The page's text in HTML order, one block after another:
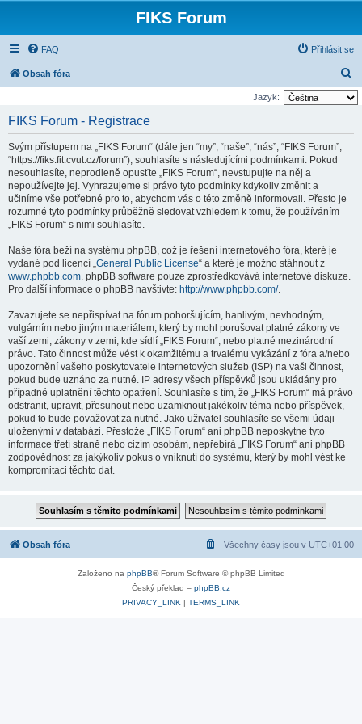
FIKS Forum
FAQ Přihlásit se
Obsah fóra
l
Jazyk:
FIKS Forum - Registrace
Svým přístupem na „FIKS Forum“ (dále jen “my”, “naše”, “nás”, “FIKS Forum”,
“https://fiks.fit.cvut.cz/forum”), souhlasíte s následujícími podmínkami. Pokud
nesouhlasíte, neprodleně opusťte „FIKS Forum“, nevstupujte na něj a
nepoužívejte jej. Vyhrazujeme si právo tyto podmínky kdykoliv změnit a
učiníme vše potřebné pro to, abychom vás o této změně informovali. Přesto je
rozumné tyto podmínky průběžně sledovat vzhledem k tomu, že používáním
„FIKS Forum“ s nimi souhlasíte.
Naše fóra beží na systému phpBB, což je řešení internetového fóra, které je
vydané pod licencí „General Public License“ a které je možno stáhnout z
www.phpbb.com. phpBB software pouze zprostředkovává internetové diskuze.
Pro další informace o phpBB navštivte: http://www.phpbb.com/.
Zavazujete se nepřispívat na fórum pohoršujícím, hanlivým, nevhodným,
vulgárním nebo jiným materiálem, který by mohl porušovat platné zákony ve
vaší zemi, zákony v zemi, kde sídlí „FIKS Forum“, nebo platné mezinárodní
právo. Tato činnost může vést k okamžitému a trvalému vykázání z fóra a/nebo
upozornění vašeho poskytovatele internetových služeb (ISP) na vaši činnost,
pokud bude uznáno za nutné. IP adresy všech příspěvků jsou ukládány pro
případné uplatnění těchto opatření. Souhlasíte s tím, že „FIKS Forum“ má právo
odstranit, upravit, přesunout nebo uzamknout jakékoliv téma nebo příspěvek,
pokud to bude považovat za nutné. Jako uživatel souhlasíte se všemi údaji
uloženými v databázi. Přestože „FIKS Forum“ ani phpBB neposkytne tyto
informace třetí straně nebo cizím osobám, nepřebírá „FIKS Forum“ ani phpBB
zodpovědnost za jakýkoliv pokus o vniknutí do systému, který by mohl vést ke
kompromitaci těchto dat.
Obsah fóra Všechny časy jsou v UTC+01:00
Založeno na phpBB® Forum Software © phpBB Limited
Český překlad – phpBB.cz
PRIVACY_LINK | TERMS_LINK